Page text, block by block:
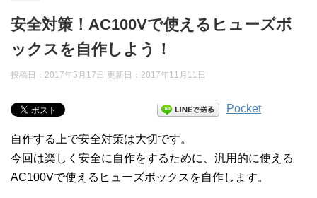
安全対策！AC100Vで使えるヒューズボ
ックスを自作しよう！
投稿日：2017年5月17日 更新日： 2017年11月11日
Pocket
自作する上で安全対策は大切です。
今回は楽しく安全に自作をするために、汎用的に使える
AC100Vで使えるヒューズボックスを自作します。